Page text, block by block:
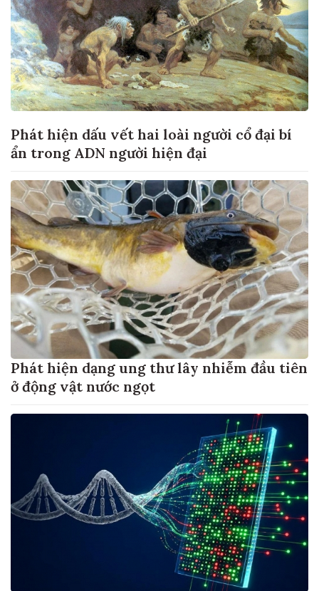
Phát hiện dấu vết hai loài người cổ đại bí
ẩn trong ADN người hiện đại
Phát hiện dạng ung thư lây nhiễm đầu tiên
ở động vật nước ngọt